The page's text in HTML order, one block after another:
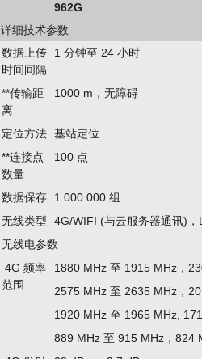
962G
详细技术参数
数据上传
时间间隔
1 分钟至 24 小时
**传输距
离
1000 m，无障碍
定位方法 基站定位
**连接点
数量
100 点
数据保存
1 000 000 组
无线类型
4G/WIFI (与云服务器通讯)
无线电参数
4G 频率
范围
1880 MHz 至 1915 MHz，
2575 MHz 至 2635 MHz，
1920 MHz 至 1965 MHz,
889 MHz 至 915 MHz，824